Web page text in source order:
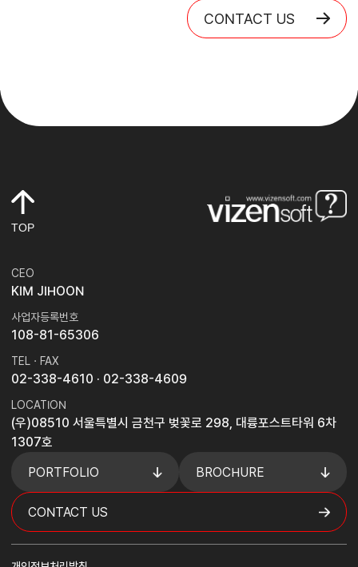
CONTACT US
TOP
CEO
KIM JIHOON
사업자등록번호
108-81-65306
TEL · FAX
02-338-4610 · 02-338-4609
LOCATION
(우)08510 서울특별시 금천구 벚꽃로 298, 대륭포스트타워 6차
1307호
PORTFOLIO
BROCHURE
CONTACT US